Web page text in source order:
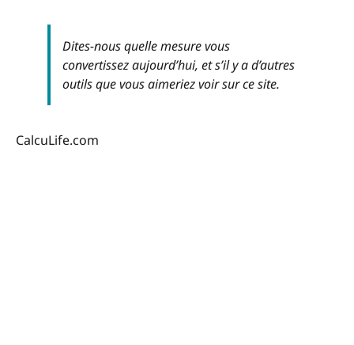
Dites-nous quelle mesure vous
convertissez aujourd’hui, et s’il y a d’autres
outils que vous aimeriez voir sur ce site.
CalcuLife.com